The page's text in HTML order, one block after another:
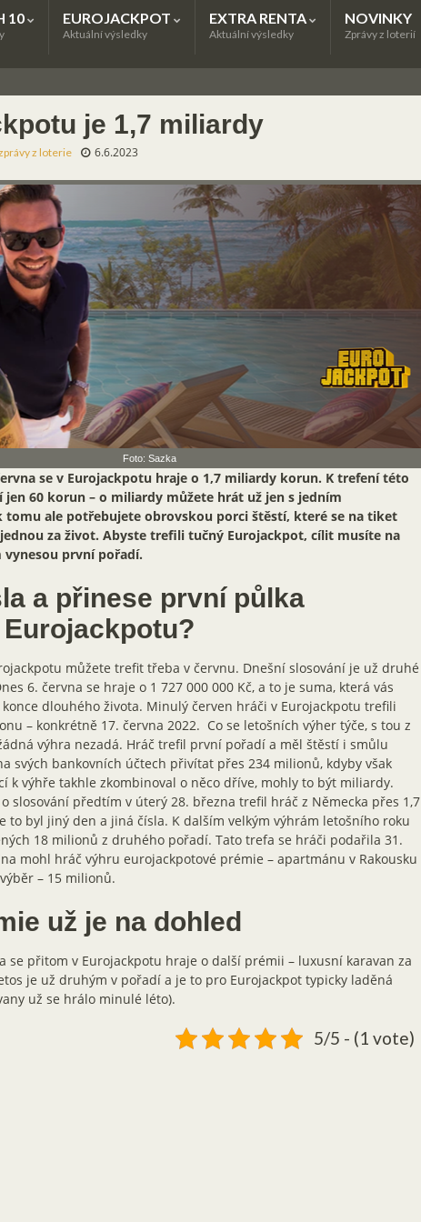
10 EUROJACKPOT
Aktuální výsledky
EXTRA RENTA
Aktuální výsledky
NOVINKY
Zprávy z loterií
je 1,7 miliardy
z loterie 6.6.2023
Foto: Sazka
se v Eurojackpotu hraje o 1,7 miliardy korun. K trefení této
jen 60 korun – o miliardy můžete hrát už jen s jedním
tomu ale potřebujete obrovskou porci štěstí, které se na tiket
za život. Abyste trefili tučný Eurojackpot, cílit musíte na
vynesou první pořadí.
a přinese první půlka
můžete trefit třeba v červnu. Dnešní slosování je už druhé
6. června se hraje o 1 727 000 000 Kč, a to je suma, která vás
dlouhého života. Minulý červen hráči v Eurojackpotu trefili
– konkrétně 17. června 2022. Co se letošních výher týče, s tou z
výhra nezadá. Hráč trefil první pořadí a měl štěstí i smůlu
svých bankovních účtech přivítat přes 234 milionů, kdyby však
k výhře takhle zkombinoval o něco dříve, mohly to být miliardy.
o slosování předtím v úterý 28. března trefil hráč z Německa přes 1,7
to byl jiný den a jiná čísla. K dalším velkým výhrám letošního roku
18 milionů z druhého pořadí. Tato trefa se hráči podařila 31.
mohl hráč výhru eurojackpotové prémie – apartmánu v Rakousku
– 15 milionů.
už je na dohled
se přitom v Eurojackpotu hraje o další prémii – luxusní karavan za
je už druhým v pořadí a je to pro Eurojackpot typicky laděná
už se hrálo minulé léto).
5/5 - (1 vote)